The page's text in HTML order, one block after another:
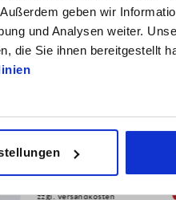
geben wir
und Analysen weiter.
die Sie ihnen bereitgestellt
ab2,90 €
zzgl. Versandkosten